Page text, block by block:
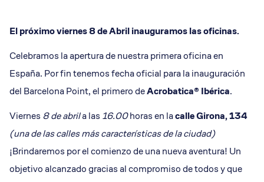
El próximoviernes 8 de Abril inauguramos las oficinas.
Celebramos la apertura de nuestra primera oficina en
España. Por fin tenemos fecha oficial para la inauguración
del Barcelona Point, el primero deAcrobatica® Ibérica.
Viernes 8 de abrila las 16.00horas en lacalle Girona, 134
(una de las calles más características de la ciudad)
¡Brindaremos por el comienzo de una nueva aventura! Un
objetivo alcanzado gracias al compromiso de todos y que